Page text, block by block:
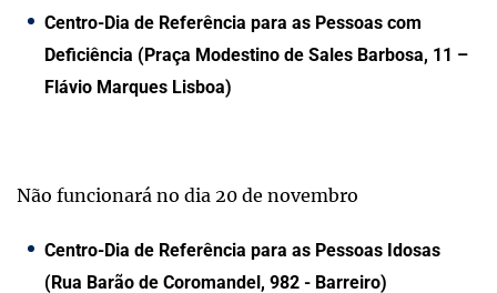
Centro-Dia de Referência para as Pessoas com
Deficiência (Praça Modestino de Sales Barbosa, 11 –
Flávio Marques Lisboa)
Não funcionará no dia 20 de novembro
Centro-Dia de Referência para as Pessoas Idosas
(Rua Barão de Coromandel, 982 - Barreiro)